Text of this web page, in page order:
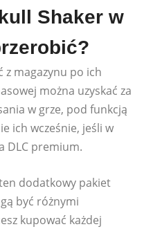
Shaker w
magazynu po ich
można uzyskać za
w grze, pod funkcją
ich wcześnie, jeśli w
DLC premium.
dodatkowy pakiet
być różnymi
kupować każdej